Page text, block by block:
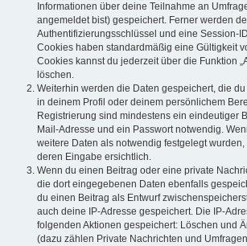
Informationen über deine Teilnahme an
angemeldet bist) gespeichert. Ferner werden
Authentifizierungsschlüssel und eine Session-
Cookies haben standardmäßig eine Gültigkeit
Cookies kannst du jederzeit über die Funktion
löschen.
Weiterhin werden die Daten gespeichert, die
in deinem Profil oder deinem persönlichem
Registrierung sind mindestens ein eindeutiger
Mail-Adresse und ein Passwort notwendig.
weitere Daten als notwendig festgelegt
deren Eingabe ersichtlich.
Wenn du einen Beitrag oder eine private
die dort eingegebenen Daten ebenfalls
du einen Beitrag als Entwurf
auch deine IP-Adresse gespeichert. Die IP-
folgenden Aktionen gespeichert: Löschen und
(dazu zählen Private Nachrichten und